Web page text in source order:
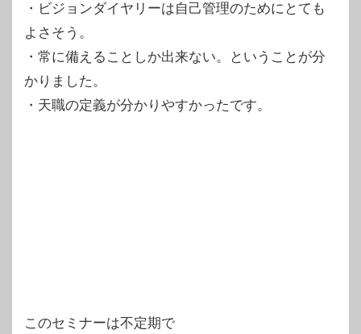
・ビジョンダイヤリーは自己管理のためにとても
よさそう。
・常に備えることしか出来ない。ということが分
かりました。
・天職の定義が分かりやすかったです。
このセミナーは不定期で